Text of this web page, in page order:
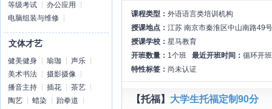
等级考试
办公应用
电脑组装与维修
文体才艺
健美健身 瑜珈
声乐
美术书法
摄影摄像
播音主持
插花
茶艺
陶艺
蜡染
跆拳道
课程类型： 外语语言类培训机构
授课地点： 江苏 南京市秦淮区中山南路49
授课学校： 星马教育
开班数量： 1个班 最近开班时间： 循环开班
特性标签： 尚未认证
【托福】 大学生托福定制90分